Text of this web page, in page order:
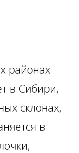
районах
в Сибири,
склонах,
в